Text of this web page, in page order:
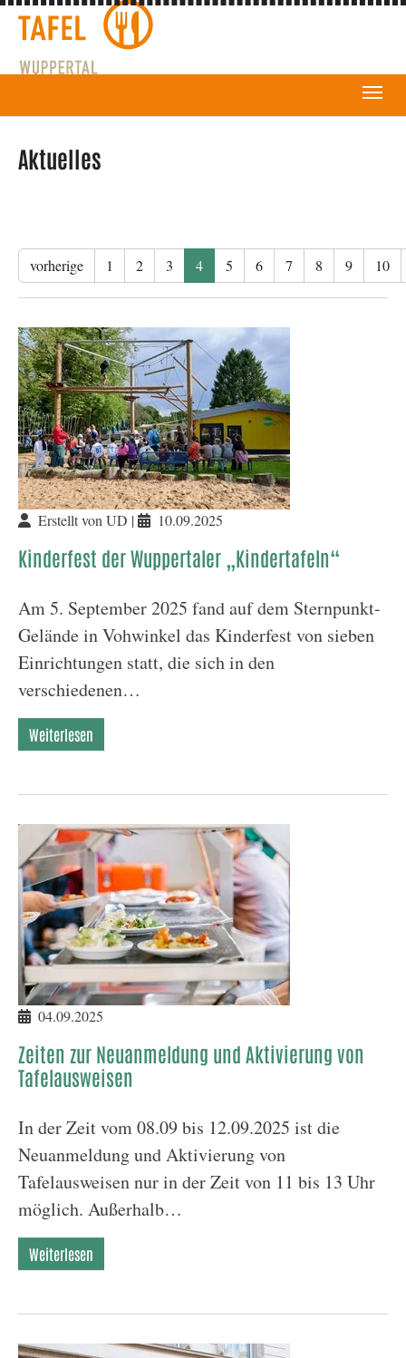
Aktuelles
vorherige 1 2 3 4 5 6 7 8 9 10
Erstellt von UD | 10.09.2025
Kinderfest der Wuppertaler „Kindertafeln“
Am 5. September 2025 fand auf dem Sternpunkt-
Gelände in Vohwinkel das Kinderfest von sieben
Einrichtungen statt, die sich in den
verschiedenen…
Weiterlesen
04.09.2025
Zeiten zur Neuanmeldung und Aktivierung von
Tafelausweisen
In der Zeit vom 08.09 bis 12.09.2025 ist die
Neuanmeldung und Aktivierung von
Tafelausweisen nur in der Zeit von 11 bis 13 Uhr
möglich. Außerhalb…
Weiterlesen